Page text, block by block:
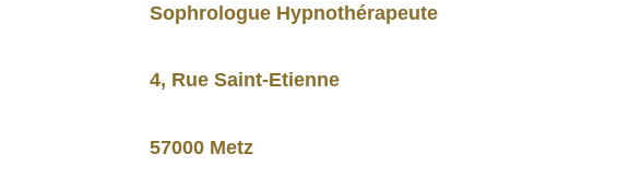
Sophrologue Hypnothérapeute
4, Rue Saint-Etienne
57000 Metz